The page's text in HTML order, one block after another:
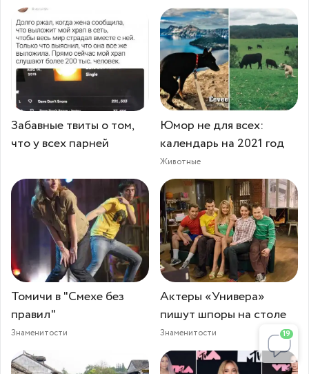
19
Забавные твиты о том,
что у всех парней
Юмор не для всех:
календарь на 2021 год
Животные
Томичи в "Смехе без
правил"
Знаменитости
Актеры «Универа»
пишут шпоры на столе
Знаменитости